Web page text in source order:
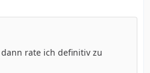
rate ich definitiv zu